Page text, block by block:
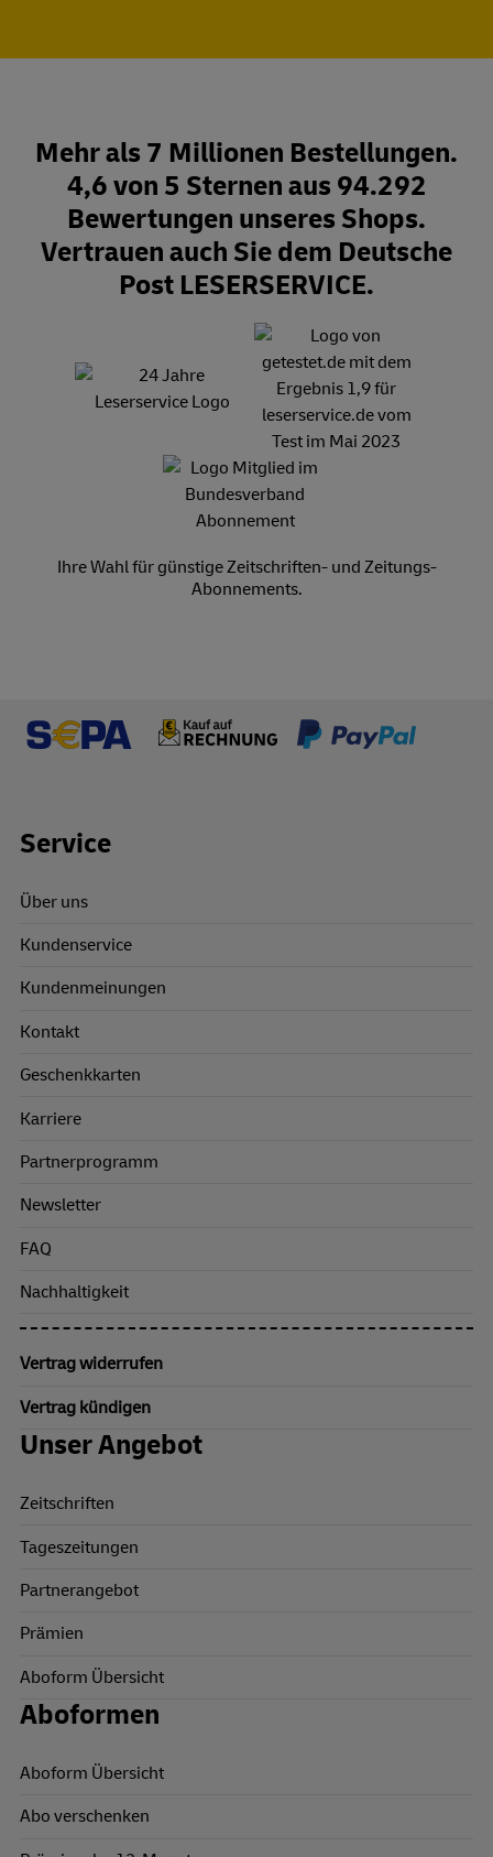
Mehr als 7 Millionen Bestellungen.
4,6 von 5 Sternen aus 94.292
Bewertungen unseres Shops.
Vertrauen auch Sie dem Deutsche
Post LESERSERVICE.
Ihre Wahl für günstige Zeitschriften- und Zeitungs-
Abonnements.
Footer Links
Service
Über uns
Kundenservice
Kundenmeinungen
Kontakt
Geschenkkarten
Karriere
Partnerprogramm
Newsletter
FAQ
Nachhaltigkeit
Vertrag widerrufen
Vertrag kündigen
Unser Angebot
Zeitschriften
Tageszeitungen
Partnerangebot
Prämien
Aboform Übersicht
Aboformen
Aboform Übersicht
Abo verschenken